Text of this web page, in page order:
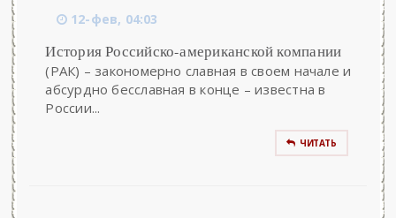
12-фев, 04:03
История Российско-американской компании
(РАК) – закономерно славная в своем начале и
абсурдно бесславная в конце – известна в
России...
ЧИТАТЬ